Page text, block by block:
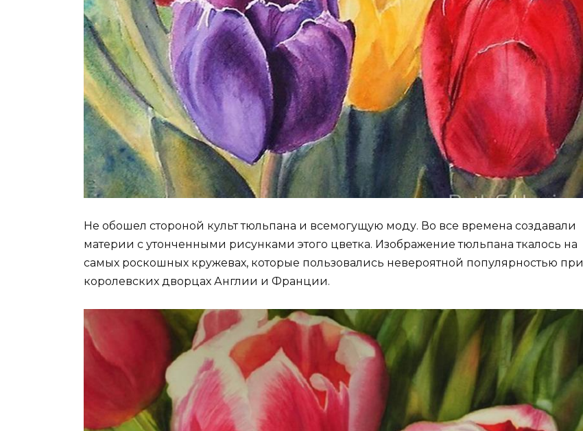
Не обошел стороной культ тюльпана и всемогущую моду. Во все времена создавали
материи с утонченными рисунками этого цветка. Изображение тюльпана ткалось на
самых роскошных кружевах, которые пользовались невероятной популярностью при
королевских дворцах Англии и Франции.